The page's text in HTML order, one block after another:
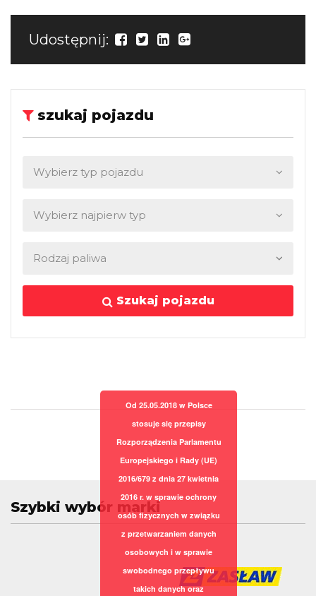
Udostępnij:
szukaj pojazdu
Szukaj pojazdu
Szybki wybór marki
Od 25.05.2018 w Polsce
stosuje się przepisy
Rozporządzenia Parlamentu
Europejskiego i Rady (UE)
2016/679 z dnia 27 kwietnia
2016 r. w sprawie ochrony
osób fizycznych w związku
z przetwarzaniem danych
osobowych i w sprawie
swobodnego przepływu
takich danych oraz